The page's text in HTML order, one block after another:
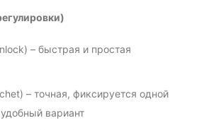
– быстрая и простая
– точная, фиксируется одной
вариант